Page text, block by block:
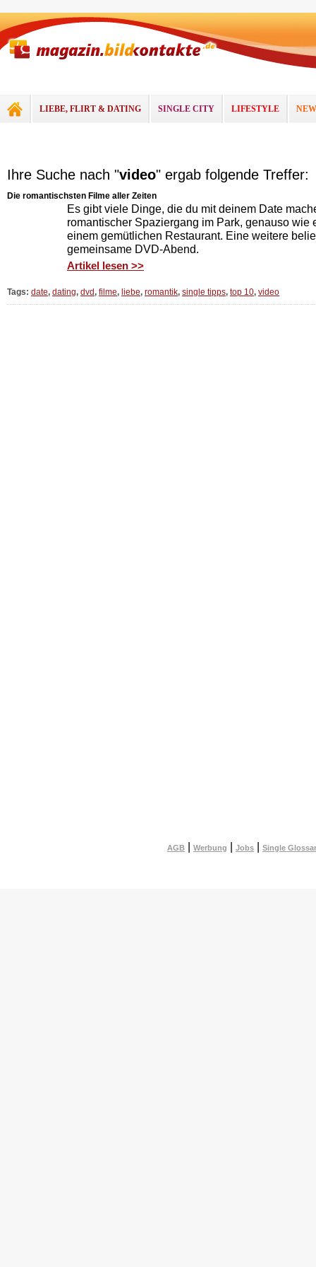
LIEBE, FLIRT & DATING SINGLE CITY LIFESTYLE
Ihre Suche nach "video" ergab folgende Treffer:
Die romantischsten Filme aller Zeiten
Es gibt viele Dinge, die du mit deinem Date
romantischer Spaziergang im Park, genauso wie
einem gemütlichen Restaurant. Eine weitere
gemeinsame DVD-Abend.
Artikel lesen >>
Tags: date, dating, dvd, filme, liebe, romantik, single tipps, top 10, video
AGB Werbung Jobs Single Glossar